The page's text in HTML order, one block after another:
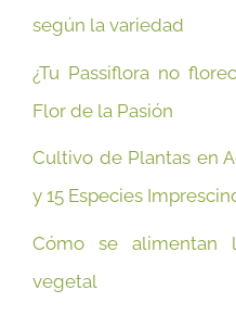
según la variedad
¿Tu Passiflora no
Flor de la Pasión
Cultivo de Plantas en
y 15 Especies
Cómo se alimentan
vegetal